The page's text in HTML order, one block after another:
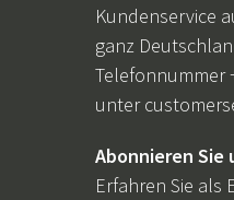
Kundenservice
ganz
Telefonnummer
unter
Abonnieren
Erfahren Sie als